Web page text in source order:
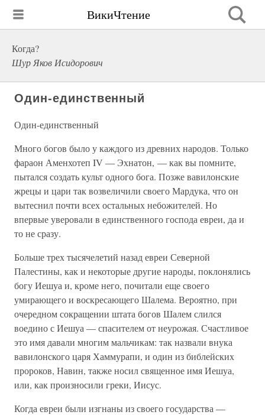
ВикиЧтение
Когда?
Шур Яков Исидорович
Один-единственный
Один-единственный
Много богов было у каждого из древних народов. Только
фараон Аменхотеп IV — Эхнатон, — как вы помните,
пытался создать культ одного бога. Позже вавилонские
жрецы и цари так возвеличили своего Мардука, что он
вытеснил почти всех остальных небожителей. Но
впервые уверовали в единственного господа евреи, да и
то не сразу.
Больше трех тысячелетий назад евреи Северной
Палестины, как и некоторые другие народы, поклонялись
богу Иешуа и, кроме него, почитали еще своего
умирающего и воскресающего Шалема. Вероятно, при
очередном сокращении штата богов Шалем слился
воедино с Иешуа — спасителем от неурожая. Счастливое
это имя давали многим мальчикам: так назвали внука
вавилонского царя Хаммурапи, и один из библейских
пророков, Навин, также носил священное имя Иешуа,
или, как произносили греки, Иисус.
Когда евреи были изгнаны из своего государства —